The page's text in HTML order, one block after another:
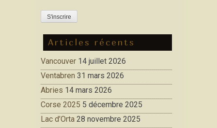
Articles récents
Vancouver 14 juillet 2026
Ventabren 31 mars 2026
Abries 14 mars 2026
Corse 2025 5 décembre 2025
Lac d’Orta 28 novembre 2025